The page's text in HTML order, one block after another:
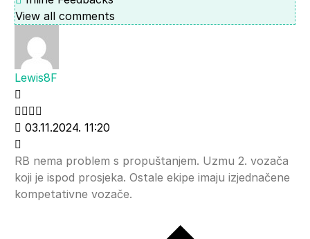
View all comments
Lewis8F
03.11.2024. 11:20
RB nema problem s propuštanjem. Uzmu 2. vozača
koji je ispod prosjeka. Ostale ekipe imaju izjednačene
kompetativne vozače.